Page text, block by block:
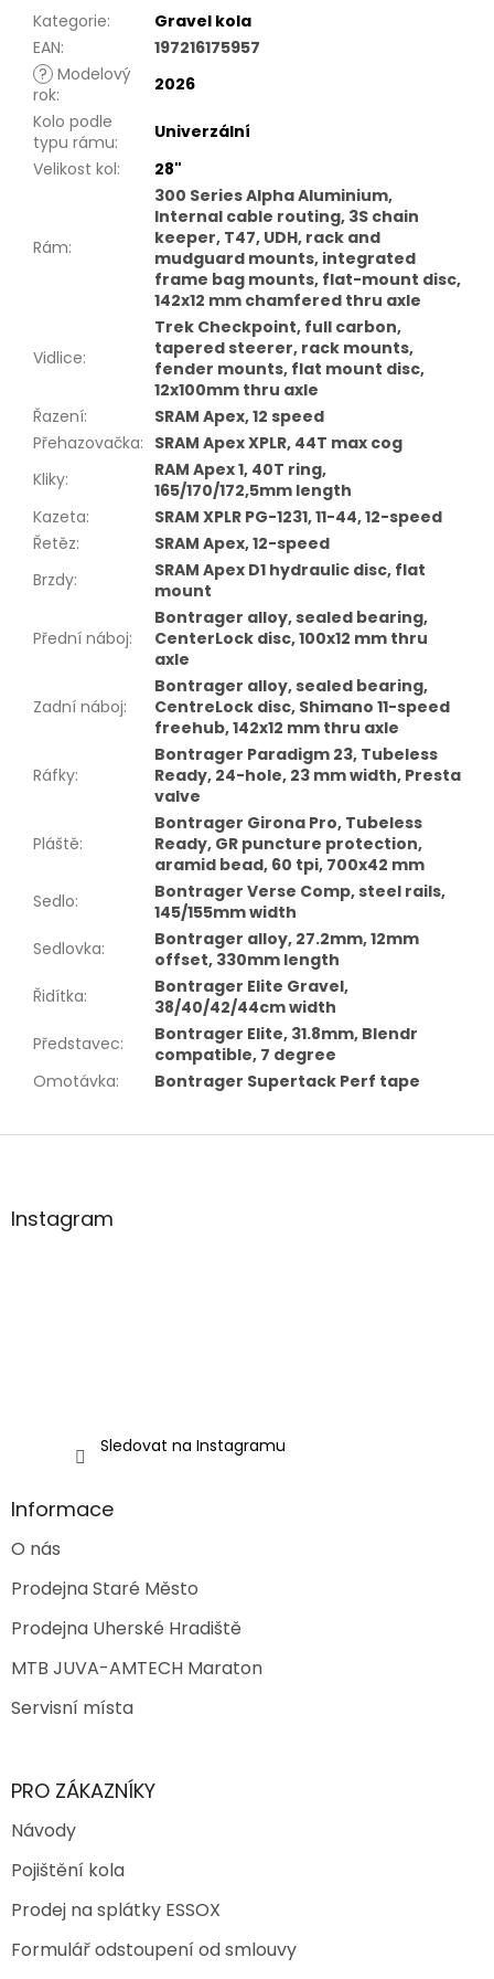
Kategorie:
Gravel kola
EAN:
197216175957
? Modelový
rok:
2026
Kolo podle
typu rámu:
Univerzální
Velikost kol: 28"
Rám:
300 Series Alpha Aluminium,
Internal cable routing, 3S chain
keeper, T47, UDH, rack and
mudguard mounts, integrated
frame bag mounts, flat-mount disc,
142x12 mm chamfered thru axle
Vidlice:
Trek Checkpoint, full carbon,
tapered steerer, rack mounts,
fender mounts, flat mount disc,
12x100mm thru axle
Řazení:
SRAM Apex, 12 speed
Přehazovačka: SRAM Apex XPLR, 44T max cog
Kliky:
RAM Apex 1, 40T ring,
165/170/172,5mm length
Kazeta:
SRAM XPLR PG-1231, 11-44, 12-speed
Řetěz:
SRAM Apex, 12-speed
Brzdy:
SRAM Apex D1 hydraulic disc, flat
mount
Přední náboj:
Bontrager alloy, sealed bearing,
CenterLock disc, 100x12 mm thru
axle
Zadní náboj:
Bontrager alloy, sealed bearing,
CentreLock disc, Shimano 11-speed
freehub, 142x12 mm thru axle
Ráfky:
Bontrager Paradigm 23, Tubeless
Ready, 24-hole, 23 mm width, Presta
valve
Pláště:
Bontrager Girona Pro, Tubeless
Ready, GR puncture protection,
aramid bead, 60 tpi, 700x42 mm
Sedlo:
Bontrager Verse Comp, steel rails,
145/155mm width
Sedlovka:
Bontrager alloy, 27.2mm, 12mm
offset, 330mm length
Řidítka:
Bontrager Elite Gravel,
38/40/42/44cm width
Představec:
Bontrager Elite, 31.8mm, Blendr
compatible, 7 degree
Omotávka: Bontrager Supertack Perf tape
Z
aInstagram
Sledovat na Instagramu
Informace
O nás
Prodejna Staré Město
Prodejna Uherské Hradiště
MTB JUVA-AMTECH Maraton
Servisní místa
PRO ZÁKAZNÍKY
Návody
Pojištění kola
Prodej na splátky ESSOX
Formulář odstoupení od smlouvy